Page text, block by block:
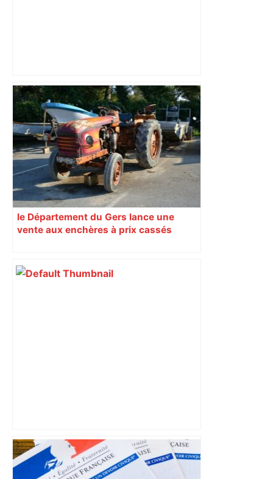
Vous pensiez que c’était comme une
voiture ? La vérité sur les avions qui
reculent – ici.fr
le Département du Gers lance une
vente aux enchères à prix cassés
Un homme allongé sur les rails : il
meurt percuté par un train, le trafic